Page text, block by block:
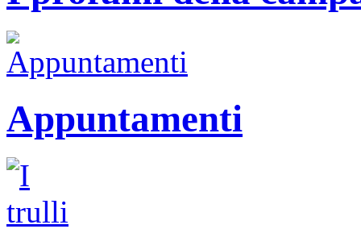
Appuntamenti